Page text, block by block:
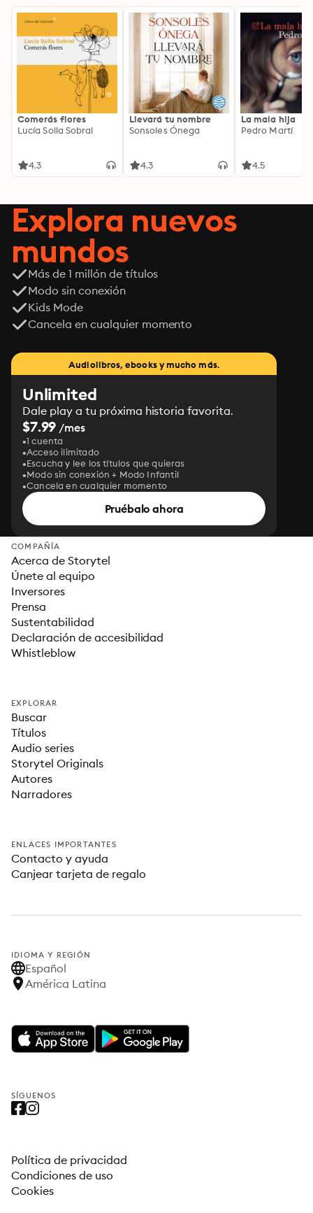
Comerás flores
Lucía Solla Sobral
4.3
Llevará tu nombre
Sonsoles Ónega
4.3
La mala hija
Pedro Martí
4.5
Explora nuevos
mundos
Más de 1 millón de títulos
Modo sin conexión
Kids Mode
Cancela en cualquier momento
Audiolibros, ebooks y mucho más.
Unlimited
Dale play a tu próxima historia favorita.
$7.99 /mes
1 cuenta
Acceso ilimitado
Escucha y lee los títulos que quieras
Modo sin conexión + Modo Infantil
Cancela en cualquier momento
Pruébalo ahora
COMPAÑÍA
Acerca de Storytel
Únete al equipo
Inversores
Prensa
Sustentabilidad
Declaración de accesibilidad
Whistleblow
EXPLORAR
Buscar
Títulos
Audio series
Storytel Originals
Autores
Narradores
ENLACES IMPORTANTES
Contacto y ayuda
Canjear tarjeta de regalo
IDIOMA Y REGIÓN
Español
América Latina
SÍGUENOS
Política de privacidad
Condiciones de uso
Cookies